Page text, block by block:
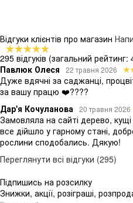
Відгуки клієнтів про магазин
295 відгуків (загальний рейтинг:
Павлюк Олеся
22 травня 2026
Дуже вдячні за саджанці,
за вашу працю ❤️????
Дар'я Кочуланова
20 травня 2026
Замовляла на сайті дерево,
все дійшло у гарному стані,
рослини сподобались. Дякую!
Переглянути всі відгуки (295)
Підпишись на розсилку
Знижки, акції, розіграші,